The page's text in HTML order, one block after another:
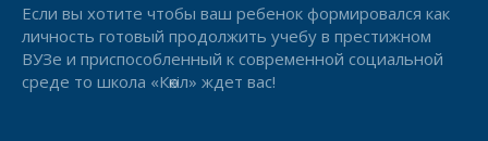
Если вы хотите чтобы ваш ребенок формировался как
личность готовый продолжить учебу в престижном
ВУЗе и приспособленный к современной социальной
среде то школа «Көкіл» ждет вас!